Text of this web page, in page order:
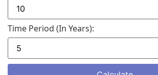
Time Period (in Years):